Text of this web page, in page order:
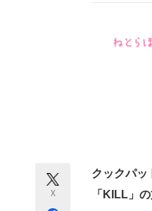
ITエン
X
クックパッ
「KILL」